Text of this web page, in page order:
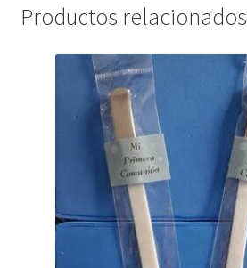
Productos relacionados